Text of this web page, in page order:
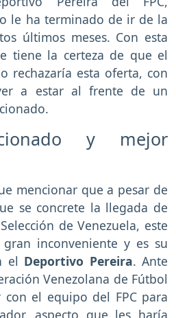
le ha terminado de ir de la
últimos meses. Con esta
tiene la certeza de que el
rechazaría esta oferta, con
a estar al frente de un
y mejor
mencionar que a pesar de
se concrete la llegada de
de Venezuela, este
inconveniente y es su
el Deportivo Pereira. Ante
Venezolana de Fútbol
el equipo del FPC para
aspecto que les haría